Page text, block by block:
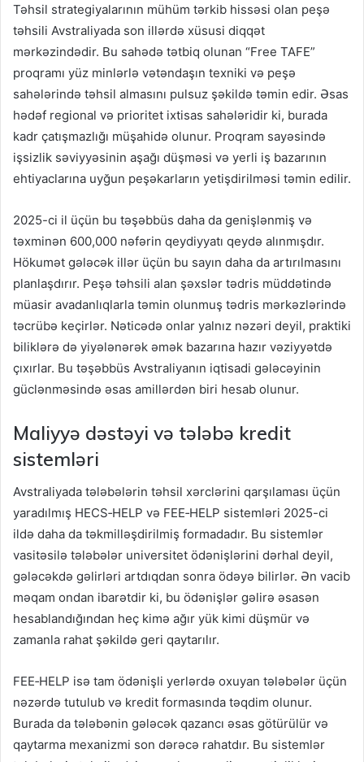
Təhsil strategiyalarının mühüm tərkib hissəsi olan peşə
təhsili Avstraliyada son illərdə xüsusi diqqət
mərkəzindədir. Bu sahədə tətbiq olunan “Free TAFE”
proqramı yüz minlərlə vətəndaşın texniki və peşə
sahələrində təhsil almasını pulsuz şəkildə təmin edir. Əsas
hədəf regional və prioritet ixtisas sahələridir ki, burada
kadr çatışmazlığı müşahidə olunur. Proqram sayəsində
işsizlik səviyyəsinin aşağı düşməsi və yerli iş bazarının
ehtiyaclarına uyğun peşəkarların yetişdirilməsi təmin edilir.
2025-ci il üçün bu təşəbbüs daha da genişlənmiş və
təxminən 600,000 nəfərin qeydiyyatı qeydə alınmışdır.
Hökumət gələcək illər üçün bu sayın daha da artırılmasını
planlaşdırır. Peşə təhsili alan şəxslər tədris müddətində
müasir avadanlıqlarla təmin olunmuş tədris mərkəzlərində
təcrübə keçirlər. Nəticədə onlar yalnız nəzəri deyil, praktiki
biliklərə də yiyələnərək əmək bazarına hazır vəziyyətdə
çıxırlar. Bu təşəbbüs Avstraliyanın iqtisadi gələcəyinin
güclənməsində əsas amillərdən biri hesab olunur.
Maliyyə dəstəyi və tələbə kredit
sistemləri
Avstraliyada tələbələrin təhsil xərclərini qarşılaması üçün
yaradılmış HECS‑HELP və FEE‑HELP sistemləri 2025-ci
ildə daha da təkmilləşdirilmiş formadadır. Bu sistemlər
vasitəsilə tələbələr universitet ödənişlərini dərhal deyil,
gələcəkdə gəlirləri artdıqdan sonra ödəyə bilirlər. Ən vacib
məqam ondan ibarətdir ki, bu ödənişlər gəlirə əsasən
hesablandığından heç kimə ağır yük kimi düşmür və
zamanla rahat şəkildə geri qaytarılır.
FEE‑HELP isə tam ödənişli yerlərdə oxuyan tələbələr üçün
nəzərdə tutulub və kredit formasında təqdim olunur.
Burada da tələbənin gələcək qazancı əsas götürülür və
qaytarma mexanizmi son dərəcə rahatdır. Bu sistemlər